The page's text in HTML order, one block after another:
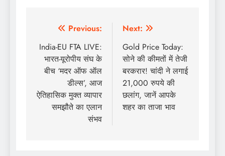
Post
navigation
Previous:
India-EU FTA LIVE:
भारत-यूरोपीय संघ के
बीच ‘मदर ऑफ ऑल
डील्स’, आज
ऐतिहासिक मुक्त व्यापार
समझौते का एलान
संभव
Next:
Gold Price Today:
सोने की कीमतों में तेजी
बरकरार! चांदी ने लगाई
21,000 रुपये की
छलांग, जानें आपके
शहर का ताजा भाव